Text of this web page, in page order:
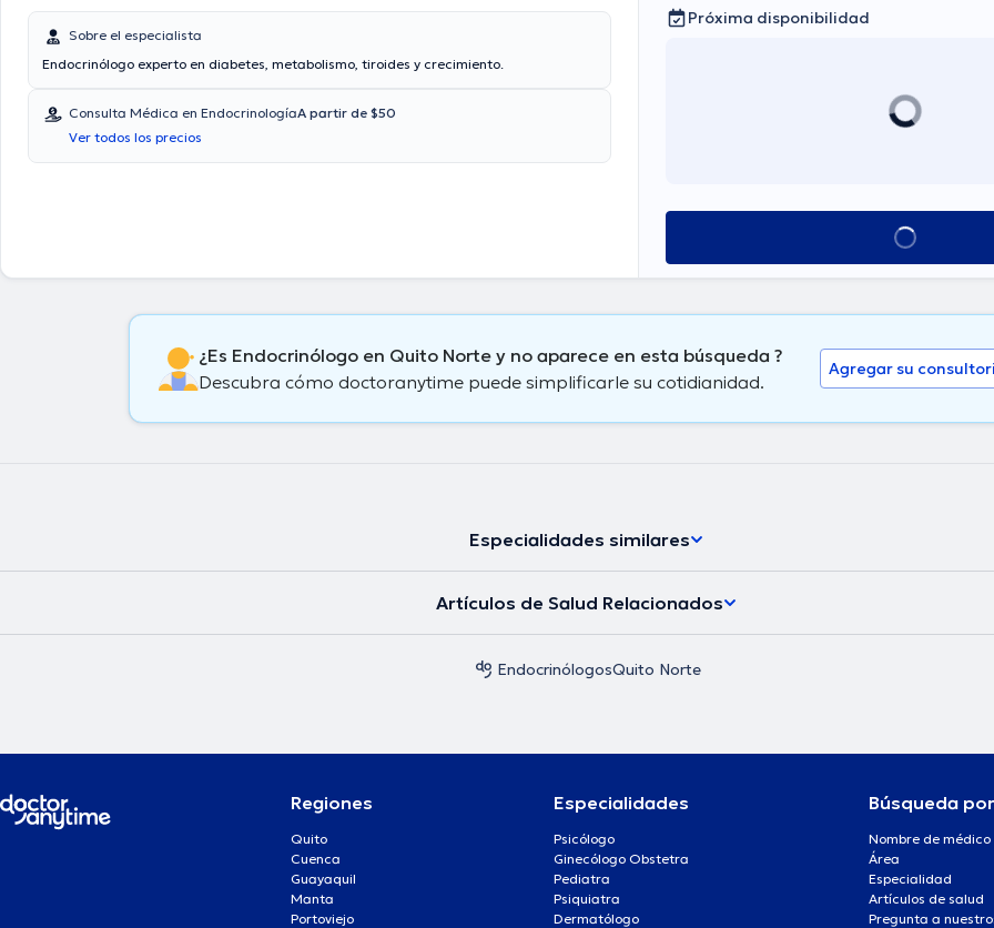
Sobre el especialista
Endocrinólogo experto en diabetes, metabolismo, tiroides y crecimiento.
Consulta Médica en EndocrinologíaA partir de $50
Ver todos los precios
Próxima disponibilidad
Ver más horarios
¿Es Endocrinólogo en Quito Norte y no aparece en esta búsqueda ?
Descubra cómo doctoranytime puede simplificarle su cotidianidad.
Agregar su
Especialidades similares
Artículos de Salud Relacionados
EndocrinólogosQuito Norte
Regiones
Quito
Cuenca
Guayaquil
Manta
Portoviejo
Especialidades
Psicólogo
Ginecólogo Obstetra
Pediatra
Psiquiatra
Dermatólogo
Búsqueda por
Nombre de médico
Área
Especialidad
Artículos de salud
Pregunta a